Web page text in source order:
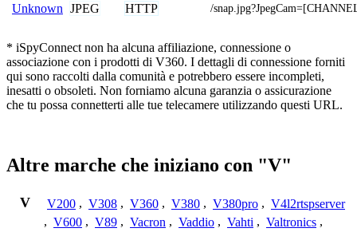
Unknown JPEG HTTP /
* iSpyConnect non ha alcuna affiliazione, connessione o
associazione con i prodotti di V360. I dettagli di connessione forniti
qui sono raccolti dalla comunità e potrebbero essere incompleti,
inesatti o obsoleti. Non forniamo alcuna garanzia o assicurazione
che tu possa connetterti alle tue telecamere utilizzando questi URL.
Altre marche che iniziano con "V"
V V200 , V308 , V360 , V380 , V380pro , V4l2rtspserver
, V600 , V89 , Vacron , Vaddio , Vahti , Valtronics ,